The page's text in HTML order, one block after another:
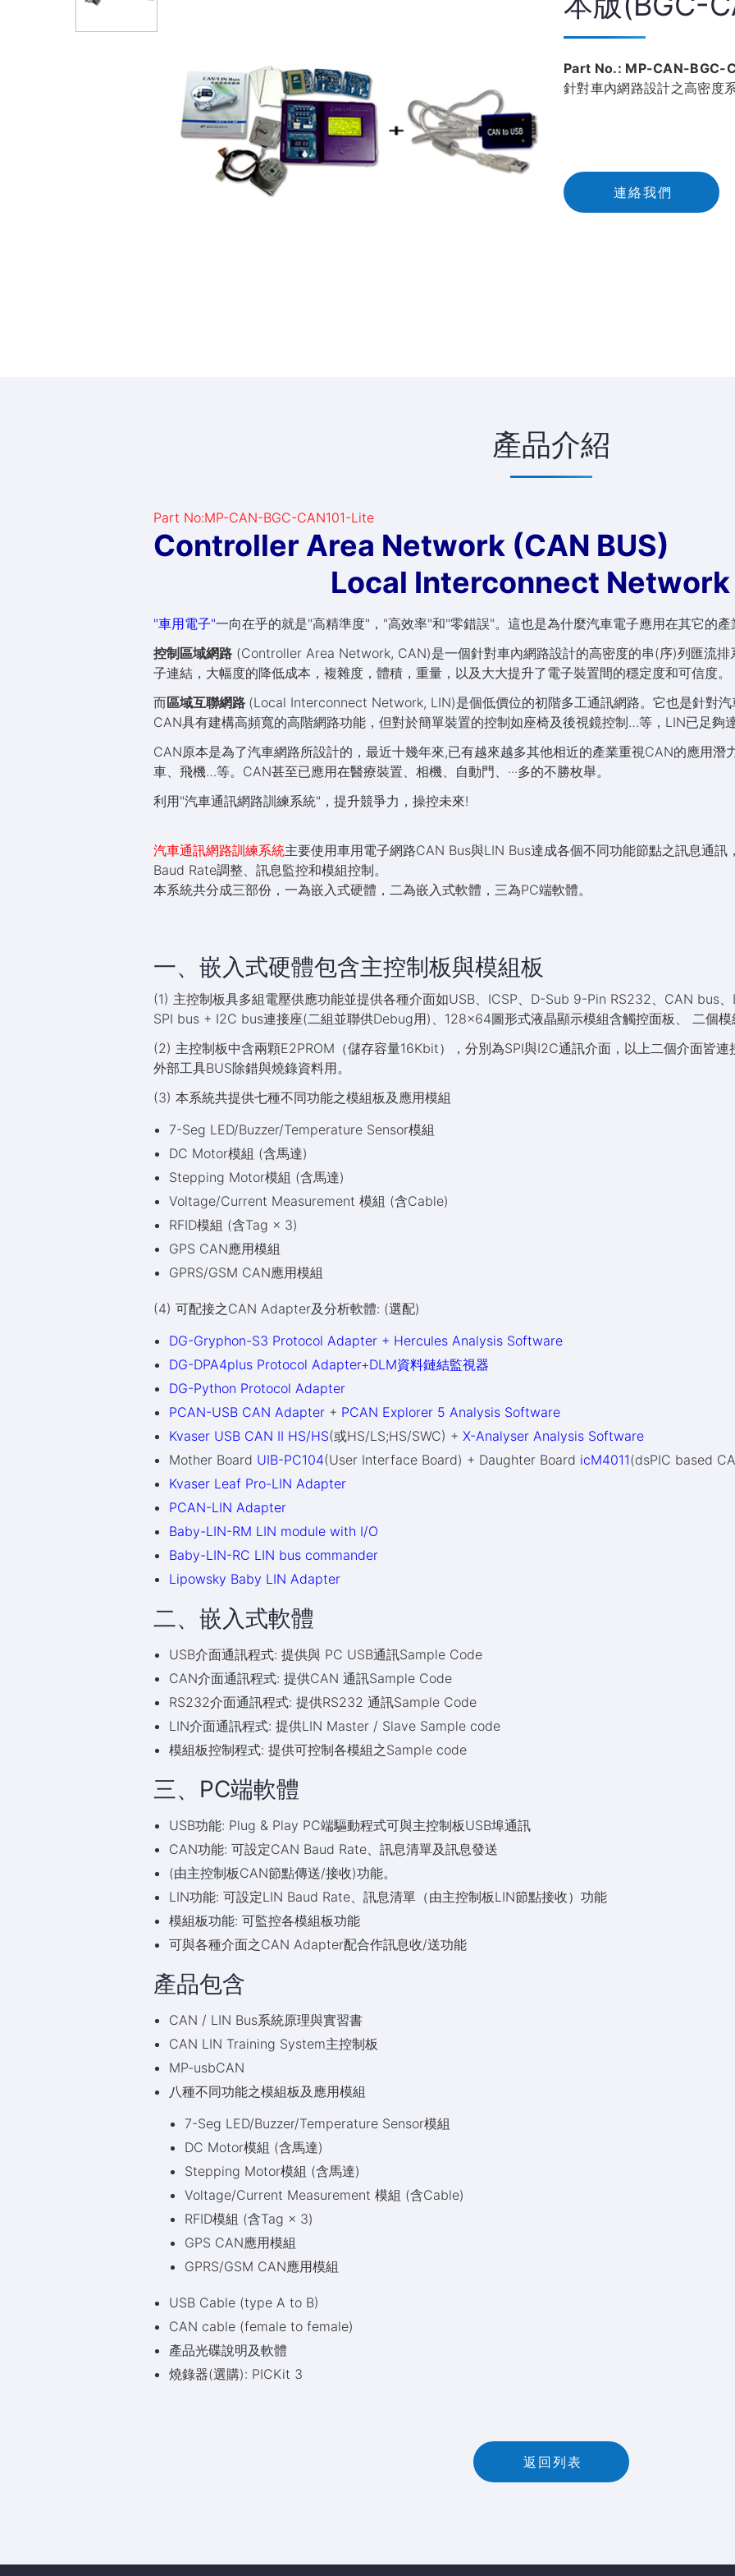
Part No.: MP-CAN-BGC-
針對車內網路設計之高密度
連 絡 我 們
連絡我們
產品介紹
Part No:MP-CAN-BGC-CAN101-Lite
Controller Area Network (CAN BUS)
Local Interconnect Network
"車用電子"一向在乎的就是"高精準度"，"高效率"和"零錯誤"。這也是為什麼汽車電子應用在其它的產
控制區域網路 (Controller Area Network, CAN)是一個針對車內網路設計的高密度的串(序)列匯流排
子連結，大幅度的降低成本，複雜度，體積，重量，以及大大提升了電子裝置間的穩定度和可信度。
而區域互聯網路 (Local Interconnect Network, LIN)是個低價位的初階多工通訊網路。它也是針對
CAN具有建構高頻寬的高階網路功能，但對於簡單裝置的控制如座椅及後視鏡控制…等，LIN已足夠
CAN原本是為了汽車網路所設計的，最近十幾年來,已有越來越多其他相近的產業重視CAN的應用潛
車、飛機…等。CAN甚至已應用在醫療裝置、相機、自動門、‧‧‧多的不勝枚舉。
利用"汽車通訊網路訓練系統"，提升競爭力，操控未來!
汽車通訊網路訓練系統主要使用車用電子網路CAN Bus與LIN Bus達成各個不同功能節點之訊息通
Baud Rate調整、訊息監控和模組控制。
本系統共分成三部份，一為嵌入式硬體，二為嵌入式軟體，三為PC端軟體。
一、嵌入式硬體包含主控制板與模組板
(1) 主控制板具多組電壓供應功能並提供各種介面如USB、ICSP、D-Sub 9-Pin RS232、CAN bus
SPI bus + I2C bus連接座(二組並聯供Debug用)、128×64圖形式液晶顯示模組含觸控面板、 二個模
(2) 主控制板中含兩顆E2PROM（儲存容量16Kbit），分別為SPI與I2C通訊介面，以上二個介面皆
外部工具BUS除錯與燒錄資料用。
(3) 本系統共提供七種不同功能之模組板及應用模組
7-Seg LED/Buzzer/Temperature Sensor模組
DC Motor模組 (含馬達)
Stepping Motor模組 (含馬達)
Voltage/Current Measurement 模組 (含Cable)
RFID模組 (含Tag × 3)
GPS CAN應用模組
GPRS/GSM CAN應用模組
(4) 可配接之CAN Adapter及分析軟體: (選配)
DG-Gryphon-S3 Protocol Adapter + Hercules Analysis Software
DG-DPA4plus Protocol Adapter+DLM資料鏈結監視器
DG-Python Protocol Adapter
PCAN-USB CAN Adapter + PCAN Explorer 5 Analysis Software
Kvaser USB CAN II HS/HS(或HS/LS;HS/SWC) +X-Analyser Analysis Software
Mother Board UIB-PC104(User Interface Board) + Daughter Board icM4011(dsPIC based
Kvaser Leaf Pro-LIN Adapter
PCAN-LIN Adapter
Baby-LIN-RM LIN module with I/O
Baby-LIN-RC LIN bus commander
Lipowsky Baby LIN Adapter
二、嵌入式軟體
USB介面通訊程式: 提供與 PC USB通訊Sample Code
CAN介面通訊程式: 提供CAN 通訊Sample Code
RS232介面通訊程式: 提供RS232 通訊Sample Code
LIN介面通訊程式: 提供LIN Master / Slave Sample code
模組板控制程式: 提供可控制各模組之Sample code
三、PC端軟體
USB功能: Plug & Play PC端驅動程式可與主控制板USB埠通訊
CAN功能: 可設定CAN Baud Rate、訊息清單及訊息發送
(由主控制板CAN節點傳送/接收)功能。
LIN功能: 可設定LIN Baud Rate、訊息清單（由主控制板LIN節點接收）功能
模組板功能: 可監控各模組板功能
可與各種介面之CAN Adapter配合作訊息收/送功能
產品包含
CAN / LIN Bus系統原理與實習書
CAN LIN Training System主控制板
MP-usbCAN
八種不同功能之模組板及應用模組
7-Seg LED/Buzzer/Temperature Sensor模組
DC Motor模組 (含馬達)
Stepping Motor模組 (含馬達)
Voltage/Current Measurement 模組 (含Cable)
RFID模組 (含Tag × 3)
GPS CAN應用模組
GPRS/GSM CAN應用模組
USB Cable (type A to B)
CAN cable (female to female)
產品光碟說明及軟體
燒錄器(選購): PICKit 3
返 回 列 表
返回列表